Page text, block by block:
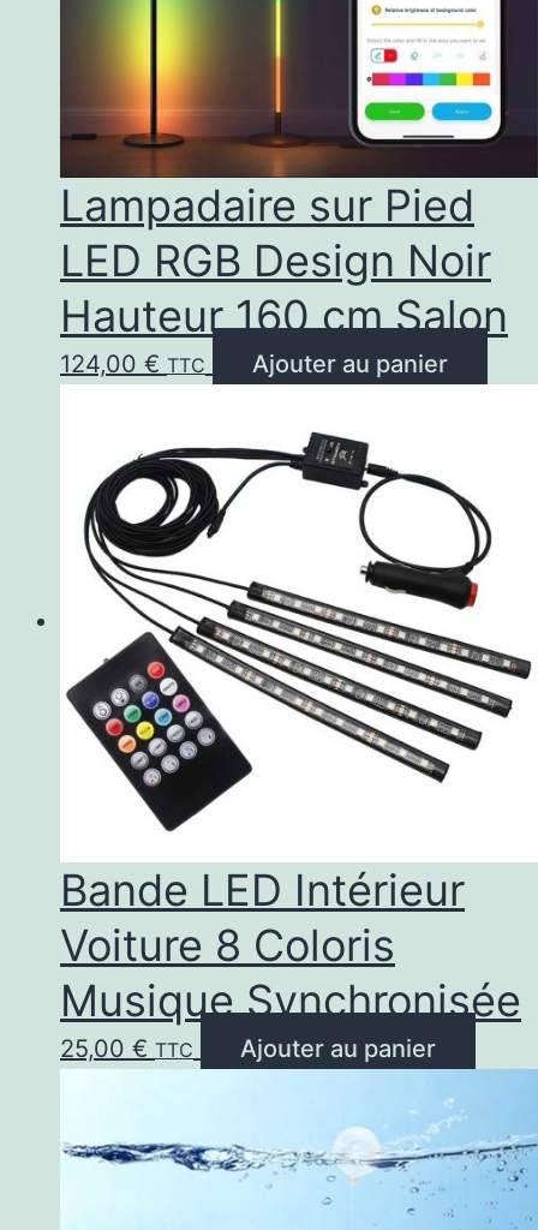
Lampadaire sur Pied
LED RGB Design Noir
Hauteur 160 cm Salon
124,00 € TTC Ajouter au panier
Bande LED Intérieur
Voiture 8 Coloris
Musique Synchronisée
25,00 € TTC Ajouter au panier